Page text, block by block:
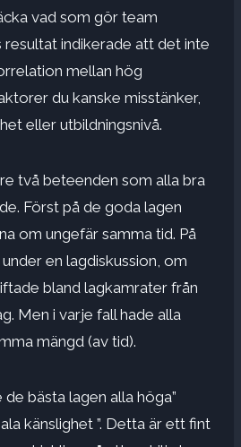
vad som gör team
resultat indikerade att det inte
mellan hög
du kanske misstänker,
eller utbildningsnivå.
två beteenden som alla bra
Först på de goda lagen
om ungefär samma tid. På
en lagdiskussion, om
bland lagkamrater från
Men i varje fall hade alla
mängd (av tid).
de bästa lagen alla höga”
känslighet ”. Detta är ett fint